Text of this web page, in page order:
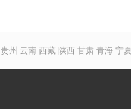
贵州 云南 西藏 陕西 甘肃 青海 宁夏